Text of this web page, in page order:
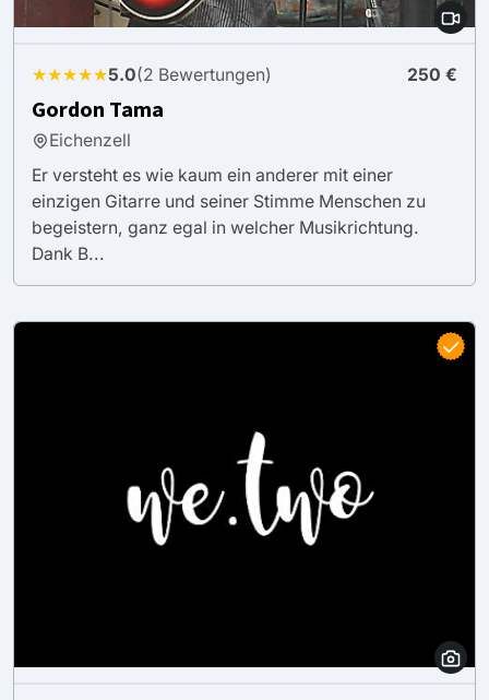
★★★★★5.0(2 Bewertungen) 250 €
Gordon Tama
Eichenzell
Er versteht es wie kaum ein anderer mit einer
einzigen Gitarre und seiner Stimme Menschen zu
begeistern, ganz egal in welcher Musikrichtung.
Dank B...